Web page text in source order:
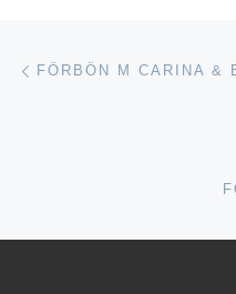
FÖRBÖN M CARINA &